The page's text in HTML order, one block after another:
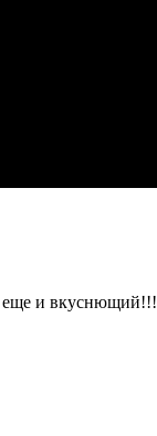
еще и вкуснющий!!!